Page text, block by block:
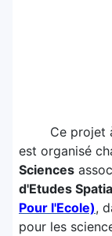
Ce projet à
est organisé
Sciences
d'Etudes
Pour l'Ecole),
pour les